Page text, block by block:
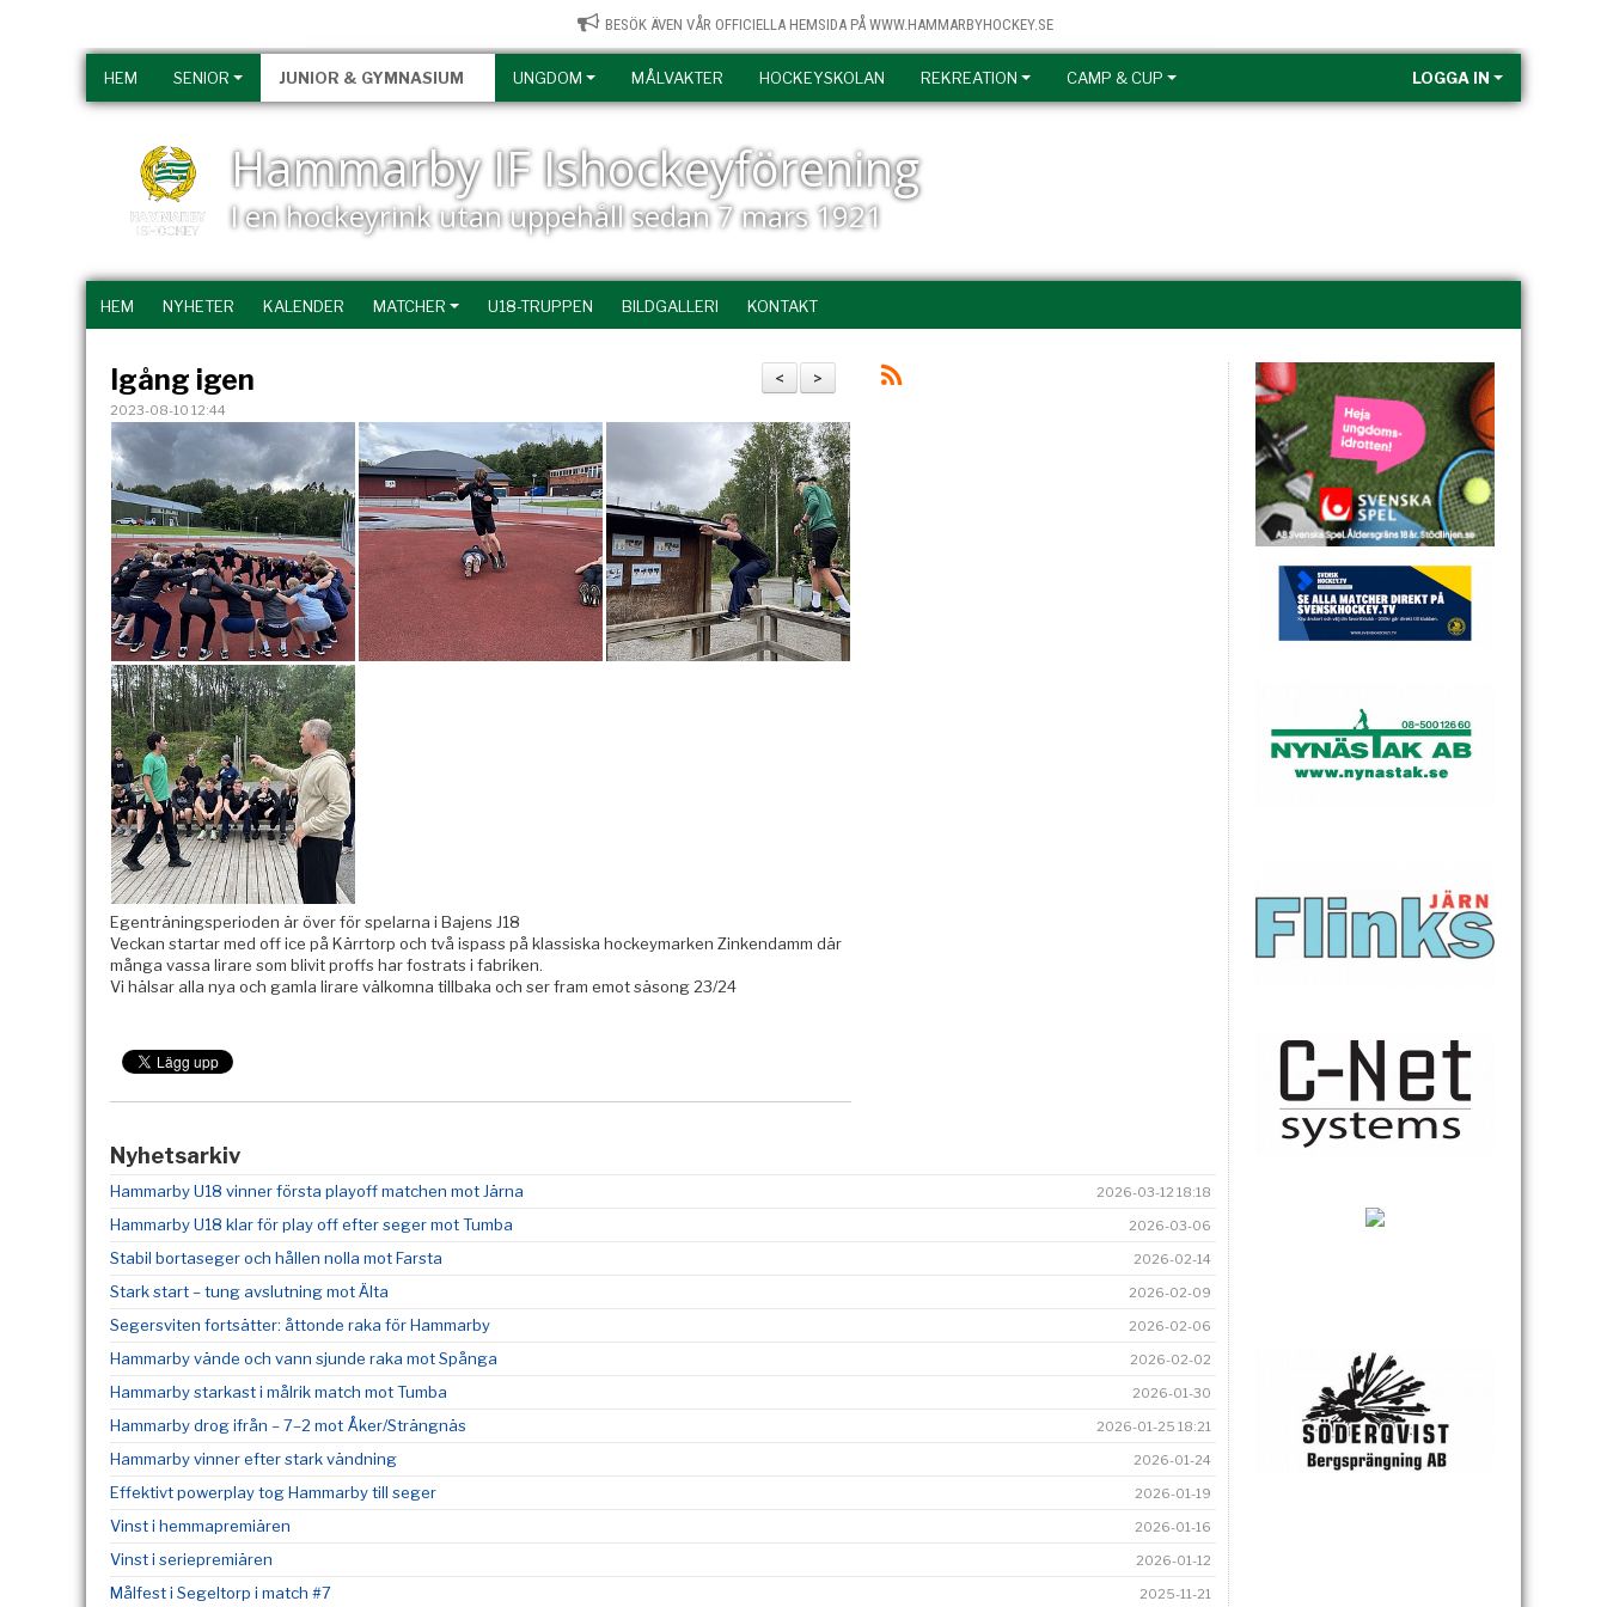
BESÖK ÄVEN VÅR OFFICIELLA HEMSIDA PÅ WWW.HAMMARBYHOCKEY.SE
HEM SENIOR JUNIOR & GYMNASIUM UNGDOM MÅLVAKTER HOCKEYSKOLAN REKREATION CAMP & CUP LOGGA IN
Hammarby IF Ishockeyförening
I en hockeyrink utan uppehåll sedan 7 mars 1921
HEM NYHETER KALENDER MATCHER U18-TRUPPEN BILDGALLERI KONTAKT
>
<
Igång igen
2023-08-10 12:44
Egenträningsperioden är över för spelarna i Bajens J18
Veckan startar med off ice på Kärrtorp och två ispass på klassiska hockeymarken Zinkendamm där
många vassa lirare som blivit proffs har fostrats i fabriken.
Vi hälsar alla nya och gamla lirare välkomna tillbaka och ser fram emot säsong 23/24
Nyhetsarkiv
Hammarby U18 vinner första playoff matchen mot Järna 2026-03-12 18:18
Hammarby U18 klar för play off efter seger mot Tumba 2026-03-06
Stabil bortaseger och hållen nolla mot Farsta 2026-02-14
Stark start – tung avslutning mot Älta 2026-02-09
Segersviten fortsätter: åttonde raka för Hammarby 2026-02-06
Hammarby vände och vann sjunde raka mot Spånga 2026-02-02
Hammarby starkast i målrik match mot Tumba 2026-01-30
Hammarby drog ifrån – 7–2 mot Åker/Strängnäs 2026-01-25 18:21
Hammarby vinner efter stark vändning 2026-01-24
Effektivt powerplay tog Hammarby till seger 2026-01-19
Vinst i hemmapremiären 2026-01-16
Vinst i seriepremiären 2026-01-12
Målfest i Segeltorp i match #7 2025-11-21